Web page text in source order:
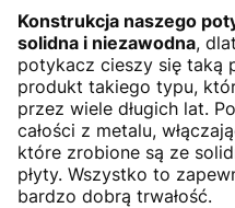
Konstrukcja naszego
solidna i niezawodna,
potykacz cieszy się taką
produkt takiego typu,
przez wiele długich lat.
całości z metalu,
które zrobione są ze
płyty. Wszystko to
bardzo dobrą trwałość.